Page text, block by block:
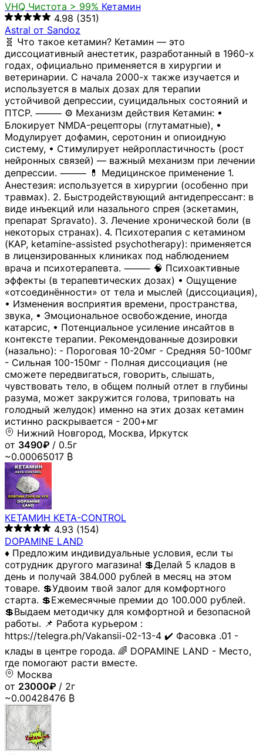
VHQ Чистота > 99% Кетамин
4.98 (351)
Astral от Sandoz
🧬 Что такое кетамин? Кетамин — это
диссоциативный анестетик, разработанный в 1960-х
годах, официально применяется в хирургии и
ветеринарии. С начала 2000-х также изучается и
используется в малых дозах для терапии
устойчивой депрессии, суицидальных состояний и
ПТСР. ⸻ ⚙️ Механизм действия Кетамин: •
Блокирует NMDA-рецепторы (глутаматные), •
Модулирует дофамин, серотонин и опиоидную
систему, • Стимулирует нейропластичность (рост
нейронных связей) — важный механизм при лечении
депрессии. ⸻ 💊 Медицинское применение 1.
Анестезия: используется в хирургии (особенно при
травмах). 2. Быстродействующий антидепрессант: в
виде инъекций или назального спрея (эскетамин,
препарат Spravato). 3. Лечение хронической боли (в
некоторых странах). 4. Психотерапия с кетамином
(KAP, ketamine-assisted psychotherapy): применяется
в лицензированных клиниках под наблюдением
врача и психотерапевта. ⸻ 🧠 Психоактивные
эффекты (в терапевтических дозах) • Ощущение
«отсоединённости» от тела и мыслей (диссоциация),
• Изменения восприятия времени, пространства,
звука, • Эмоциональное освобождение, иногда
катарсис, • Потенциальное усиление инсайтов в
контексте терапии. Рекомендованные дозировки
(назально): - Пороговая 10-20мг - Средняя 50-100мг
- Сильная 100-150мг - Полная диссоциация (не
сможете передвигаться, говорить, слышать,
чувствовать тело, в общем полный отлет в глубины
разума, может закружится голова, триповать на
голодный желудок) именно на этих дозах кетамин
истинно раскрывается - 200+мг
Нижний Новгород, Москва, Иркутск
от 3490₽ / 0.5г
~0.00065017 ₿
КЕТАМИН KETA-CONTROL
4.93 (154)
DOPAMINE LAND
♦️ Предложим индивидуальные условия, если ты
сотрудник другого магазина! 💲Делай 5 кладов в
день и получай 384.000 рублей в месяц на этом
товаре. 💲Удвоим твой залог для комфортного
старта. 💲Ежемесячные премии до 100.000 рублей.
💲Выдаем методичку для комфортной и безопасной
работы. 📌 Работа курьером :
https://telegra.ph/Vakansii-02-13-4 ✔️ Фасовка .01 -
клады в центре города. 🌈 DOPAMINE LAND - Место,
где помогают расти вместе.
Москва
от 23000₽ / 2г
~0.00428476 ₿